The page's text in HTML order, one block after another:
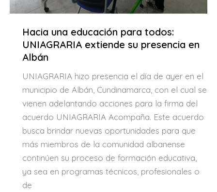
Hacia una educación para todos:
UNIAGRARIA extiende su presencia en
Albán
UNIAGRARIA hizo presencia el día de ayer en el
municipio de Albán, Cundinamarca, con el cual se
vienen adelantando acciones para la firma del
acuerdo UNIAGRARIA Acompaña. Este acuerdo
busca brindar nuevas oportunidades para que
más miembros de la comunidad albanense
continúen su proceso de formación educativa,
ya sea en programas técnicos, profesionales o
de